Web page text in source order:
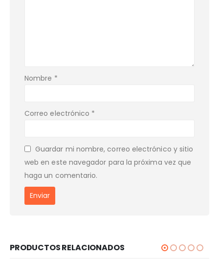
Nombre *
Correo electrónico *
Guardar mi nombre, correo electrónico y sitio
web en este navegador para la próxima vez que
haga un comentario.
PRODUCTOS RELACIONADOS